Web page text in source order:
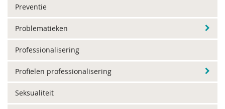
Preventie
Problematieken
Professionalisering
Profielen professionalisering
Seksualiteit